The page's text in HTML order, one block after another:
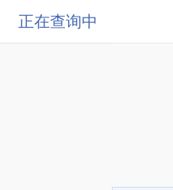
正在查询中